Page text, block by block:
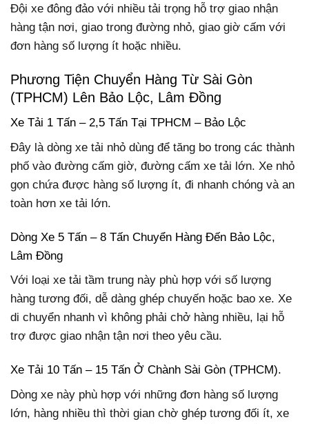
Đội xe đông đảo với nhiều tải trọng hỗ trợ giao nhận
hàng tận nơi, giao trong đường nhỏ, giao giờ cấm với
đơn hàng số lượng ít hoặc nhiều.
Phương Tiện Chuyển Hàng Từ Sài Gòn
(TPHCM) Lên Bảo Lộc, Lâm Đồng
Xe Tải 1 Tấn – 2,5 Tấn Tại TPHCM – Bảo Lộc
Đây là dòng xe tải nhỏ dùng để tăng bo trong các thành
phố vào đường cấm giờ, đường cấm xe tải lớn. Xe nhỏ
gọn chứa được hàng số lượng ít, đi nhanh chóng và an
toàn hơn xe tải lớn.
Dòng Xe 5 Tấn – 8 Tấn Chuyển Hàng Đến Bảo Lộc,
Lâm Đồng
Với loại xe tải tầm trung này phù hợp với số lượng
hàng tương đối, dễ dàng ghép chuyến hoặc bao xe. Xe
di chuyển nhanh vì không phải chở hàng nhiều, lại hỗ
trợ được giao nhận tận nơi theo yêu cầu.
Xe Tải 10 Tấn – 15 Tấn Ở Chành Sài Gòn (TPHCM).
Dòng xe này phù hợp với những đơn hàng số lượng
lớn, hàng nhiều thì thời gian chờ ghép tương đối ít, xe